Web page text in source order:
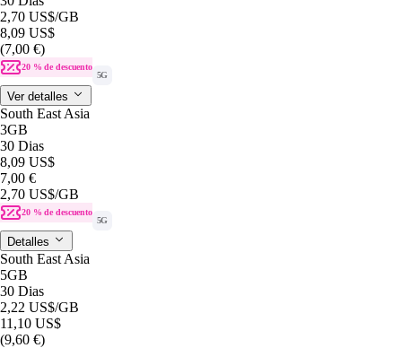
2,70 US$/GB
8,09 US$
(7,00 €)
20 % de descuento
5G
Ver detalles
South East Asia
3GB
30 Dias
8,09 US$
7,00 €
2,70 US$/GB
20 % de descuento
5G
Detalles
South East Asia
5GB
30 Dias
2,22 US$/GB
11,10 US$
(9,60 €)